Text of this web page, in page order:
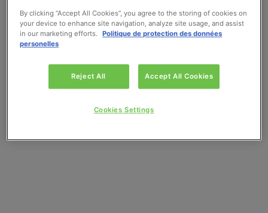
NOIRES 370g
Lire la suite
By clicking “Accept All Cookies”, you agree to the storing of cookies on
your device to enhance site navigation, analyze site usage, and assist
in our marketing efforts. Politique de protection des données
personelles
Reject All Accept All Cookies
Cookies Settings